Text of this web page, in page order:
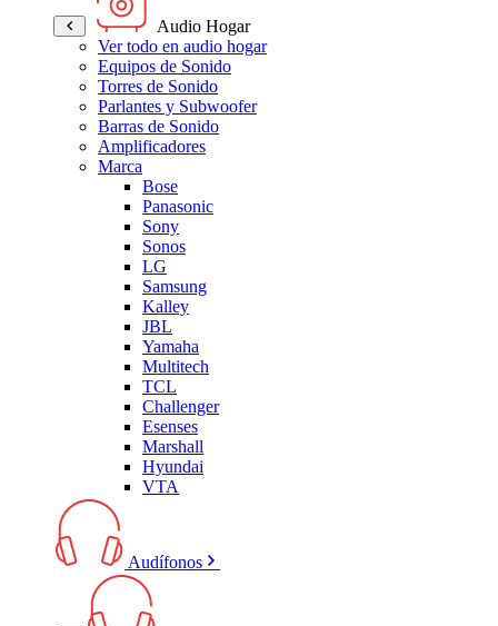
Audio Hogar
Ver todo en audio hogar
Equipos de Sonido
Torres de Sonido
Parlantes y Subwoofer
Barras de Sonido
Amplificadores
Marca
Bose
Panasonic
Sony
Sonos
LG
Samsung
Kalley
JBL
Yamaha
Multitech
TCL
Challenger
Esenses
Marshall
Hyundai
VTA
Audífonos